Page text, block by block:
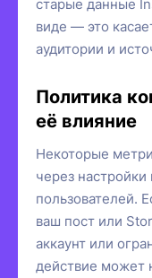
старые данные
виде — это
аудитории и
Политика
её влияние
Некоторые
через настройки
пользователей.
ваш пост или
аккаунт или
действие может